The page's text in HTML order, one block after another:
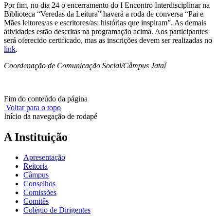
Por fim, no dia 24 o encerramento do I Encontro Interdisciplinar na
Biblioteca “Veredas da Leitura” haverá a roda de conversa “Pai e
Mães leitores/as e escritores/as: histórias que inspiram”. As demais
atividades estão descritas na programação acima. Aos participantes
será oferecido certificado, mas as inscrições devem ser realizadas no
link.
Coordenação de Comunicação Social/Câmpus Jataí
Fim do conteúdo da página
Voltar para o topo
Início da navegação de rodapé
A Instituição
Apresentação
Reitoria
Câmpus
Conselhos
Comissões
Comitês
Colégio de Dirigentes